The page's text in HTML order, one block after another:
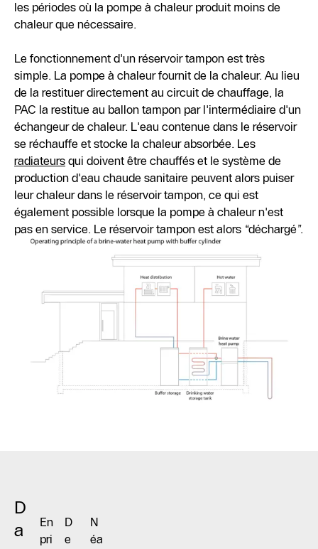
les périodes où la pompe à chaleur produit moins de
chaleur que nécessaire.
Le fonctionnement d'un réservoir tampon est très
simple. La pompe à chaleur fournit de la chaleur. Au lieu
de la restituer directement au circuit de chauffage, la
PAC la restitue au ballon tampon par l'intermédiaire d'un
échangeur de chaleur. L'eau contenue dans le réservoir
se réchauffe et stocke la chaleur absorbée. Les
radiateurs qui doivent être chauffés et le système de
production d'eau chaude sanitaire peuvent alors puiser
leur chaleur dans le réservoir tampon, ce qui est
également possible lorsque la pompe à chaleur n'est
pas en service. Le réservoir tampon est alors “déchargé”.
D
a
En
pri
D
e
N
éa